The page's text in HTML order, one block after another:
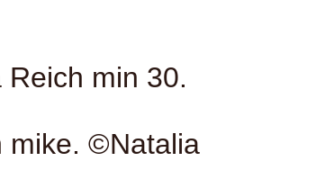
mike. ©Natalia